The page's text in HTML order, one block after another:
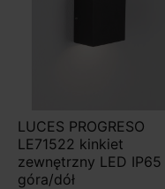
LUCES PROGRESO
LE71522 kinkiet
zewnętrzny LED IP65
góra/dół